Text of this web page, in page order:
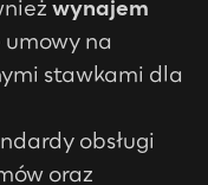
wynajem
na
stawkami dla
obsługi
oraz